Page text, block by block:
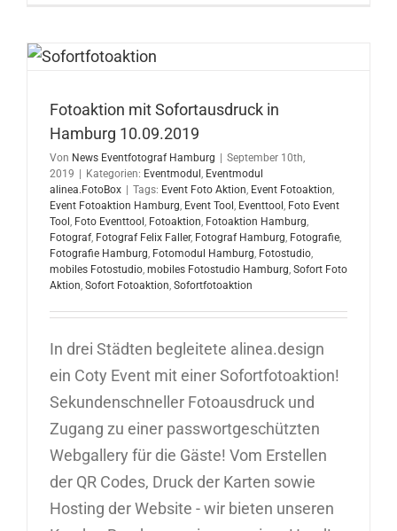
Fotoaktion mit Sofortausdruck in
Hamburg 10.09.2019
Von News Eventfotograf Hamburg
September 10th,
2019
Kategorien: Eventmodul , Eventmodul
alinea.FotoBox
Tags: Event Foto Aktion, Event Fotoaktion,
Event Fotoaktion Hamburg, Event Tool , Eventtool , Foto Event
Tool , Foto Eventtool , Fotoaktion, Fotoaktion Hamburg,
Fotograf, Fotograf Felix Faller, Fotograf Hamburg, Fotografie,
Fotografie Hamburg, Fotomodul Hamburg, Fotostudio,
mobiles Fotostudio, mobiles Fotostudio Hamburg, Sofort Foto
Aktion, Sofort Fotoaktion, Sofortfotoaktion
In drei Städten begleitete alinea.design
ein Coty Event mit einer Sofortfotoaktion!
Sekundenschneller Fotoausdruck und
Zugang zu einer passwortgeschützten
Webgallery für die Gäste! Vom Erstellen
der QR Codes, Druck der Karten sowie
Hosting der Website - wir bieten unseren